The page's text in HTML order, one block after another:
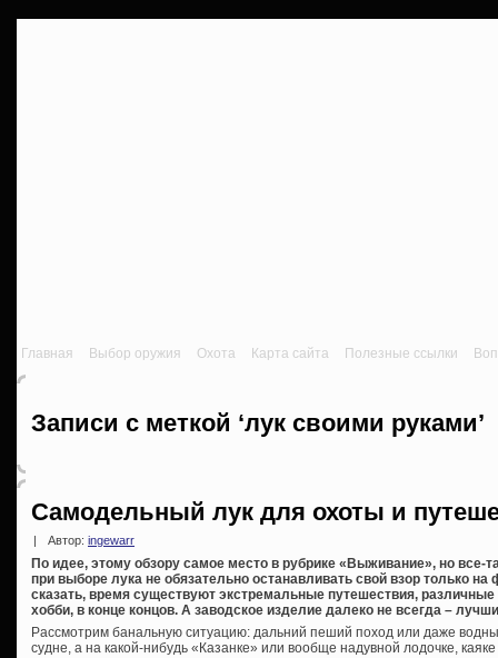
Главная Выбор оружия Охота Карта сайта Полезные ссылки
Записи с меткой ‘лук своими руками’
Самодельный лук для охоты и
Автор: ingewarr
По идее, этому обзору самое место в рубрике «Выживание», но все-
при выборе лука не обязательно останавливать свой взор только
сказать, время существуют экстремальные путешествия,
хобби, в конце концов. А заводское изделие далеко не всегда –
Рассмотрим банальную ситуацию: дальний пеший поход или даже
судне, а на какой-нибудь «Казанке» или вообще надувной лодочке,